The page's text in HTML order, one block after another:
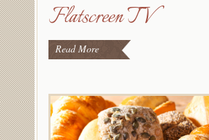
Flatscreen TV
Read More